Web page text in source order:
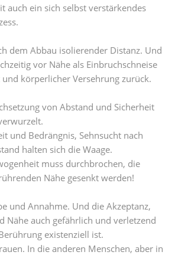
auch ein sich selbst verstärkendes
dem Abbau isolierender Distanz. Und
vor Nähe als Einbruchschneise
körperlicher Versehrung zurück.
von Abstand und Sicherheit
und Bedrängnis, Sehnsucht nach
halten sich die Waage.
muss durchbrochen, die
Nähe gesenkt werden!
und Annahme. Und die Akzeptanz,
Nähe auch gefährlich und verletzend
existenziell ist.
In die anderen Menschen, aber in